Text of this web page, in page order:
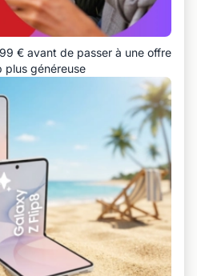
€ avant de passer à une offre
plus généreuse